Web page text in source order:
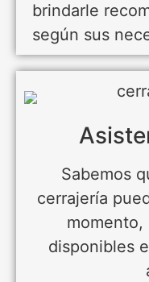
brindarle
según sus
Sabemos
cerrajería
momento,
disponibles